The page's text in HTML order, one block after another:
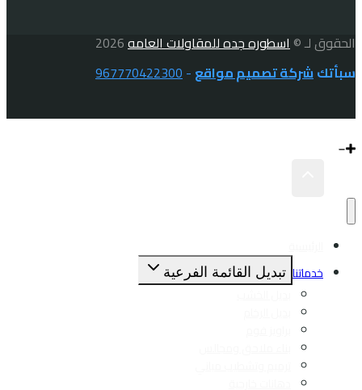
الحقوق لـ ©اسطوره جده للمقاولات العامه
سبأتكشركة تصميم مواقع -
967770422300
خدماتنا تبديل القائمة الفرعية